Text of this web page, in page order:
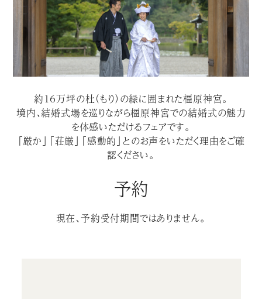
約１６万坪の杜（もり）の緑に囲まれた橿原神宮。
境内、結婚式場を巡りながら橿原神宮での結婚式の魅力
を体感いただけるフェアです。
「厳か」「荘厳」「感動的」とのお声をいただく理由をご確
認ください。
予約
現在、予約受付期間ではありません。